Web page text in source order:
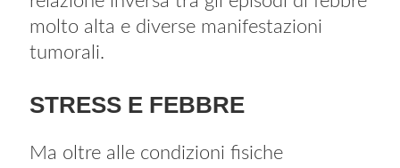
molto alta e diverse manifestazioni
tumorali.
STRESS E FEBBRE
Ma oltre alle condizioni fisiche